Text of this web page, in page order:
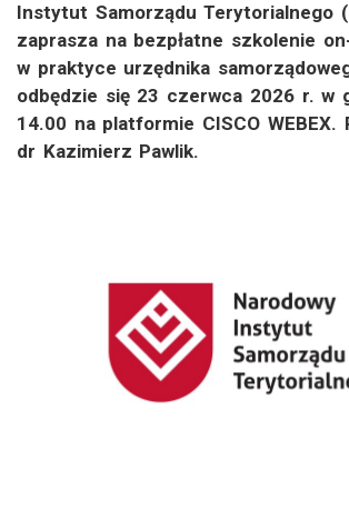
Instytut Samorządu Terytorialnego
zaprasza na bezpłatne szkolenie
w praktyce urzędnika
odbędzie się 23 czerwca 2026 r. w
14.00 na platformie CISCO WEBEX.
dr Kazimierz Pawlik.